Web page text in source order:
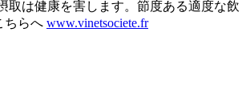
取は健康を害します。節度ある適度な飲
ちらへ www.vinetsociete.fr